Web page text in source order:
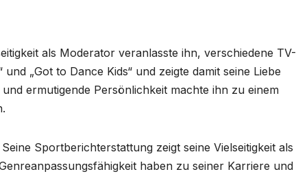
als Moderator veranlasste ihn, verschiedene TV-
„Got to Dance Kids“ und zeigte damit seine Liebe
ermutigende Persönlichkeit machte ihn zu einem
Sportberichterstattung zeigt seine Vielseitigkeit als
haben zu seiner Karriere und